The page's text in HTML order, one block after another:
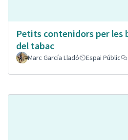
Petits contenidors per les
del tabac
Marc García Lladó Espai Públic